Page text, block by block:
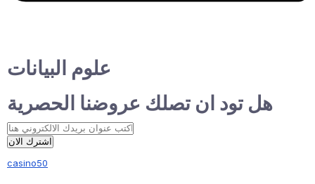
علوم البيانات
هل تود ان تصلك عروضنا الحصرية
اشترك الان
casino50